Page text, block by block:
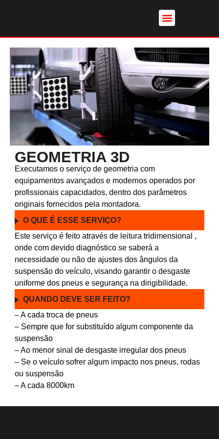
GEOMETRIA 3D
Executamos o serviço de geometria com
equipamentos avançados e modernos operados por
profissionais capacidados, dentro dos parâmetros
originais fornecidos pela montadora.
O QUE É ESSE SERVIÇO?
Este serviço é feito através de leitura tridimensional ,
onde com devido diagnóstico se saberá a
necessidade ou não de ajustes dos ângulos da
suspensão do veículo, visando garantir o desgaste
uniforme dos pneus e segurança na dirigibilidade.
QUANDO DEVE SER FEITO?
– A cada troca de pneus
– Sempre que for substituído algum componente da
suspensão
– Ao menor sinal de desgaste irregular dos pneus
– Se o veículo sofrer algum impacto nos pneus, rodas
ou suspensão
– A cada 8000km